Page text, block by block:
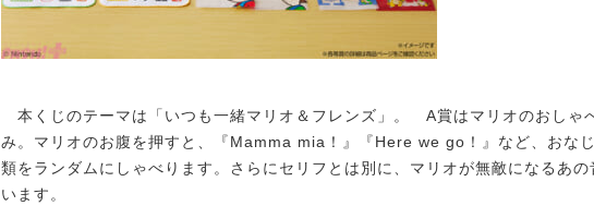
本くじのテーマは「いつも一緒マリオ＆フレンズ」。 A賞はマリオのおしゃ
み。マリオのお腹を押すと、『Mamma mia！』『Here we go！』など、おな
類をランダムにしゃべります。さらにセリフとは別に、マリオが無敵になるあ
います。